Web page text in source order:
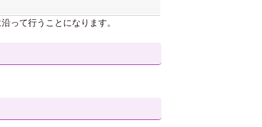
って行うことになります。